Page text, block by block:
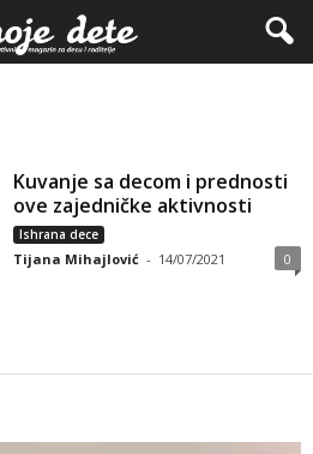
Kuvanje sa decom i prednosti
ove zajedničke aktivnosti
Ishrana dece
Tijana Mihajlović - 14/07/2021 0